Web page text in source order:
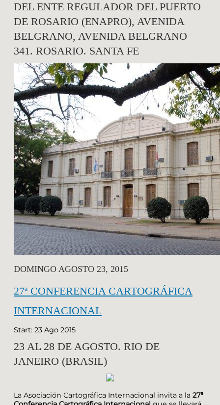
DEL ENTE REGULADOR DEL PUERTO
DE ROSARIO (ENAPRO), AVENIDA
BELGRANO, AVENIDA BELGRANO
341. ROSARIO. SANTA FE
DOMINGO AGOSTO 23, 2015
27ª CONFERENCIA CARTOGRÁFICA
INTERNACIONAL
Start: 23 Ago 2015
23 AL 28 DE AGOSTO. RIO DE
JANEIRO (BRASIL)
La Asociación Cartográfica Internacional invita a la 27ª